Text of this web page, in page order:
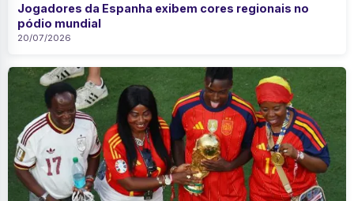
Jogadores da Espanha exibem cores regionais no
pódio mundial
20/07/2026